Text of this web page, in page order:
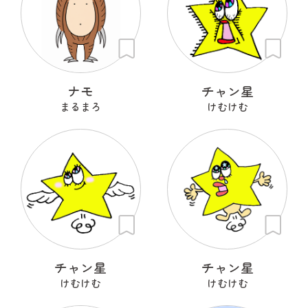
ナモ
まるまろ
チャン星
けむけむ
チャン星
けむけむ
チャン星
けむけむ